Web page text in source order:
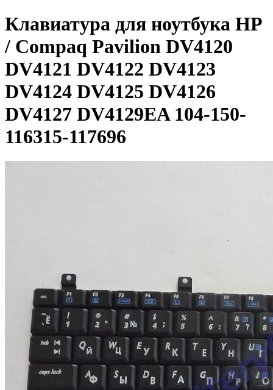
Клавиатура для ноутбука HP
/ Compaq Pavilion DV4120
DV4121 DV4122 DV4123
DV4124 DV4125 DV4126
DV4127 DV4129EA 104-150-
116315-117696